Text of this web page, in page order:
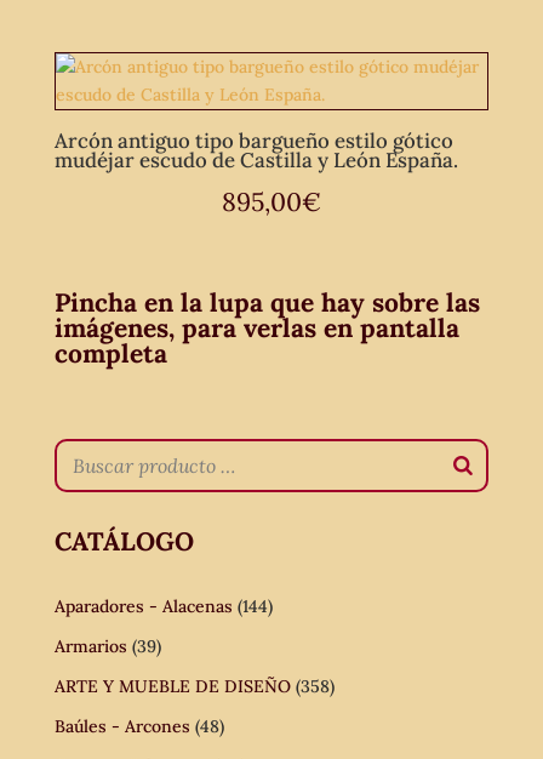
Arcón antiguo tipo bargueño estilo gótico
mudéjar escudo de Castilla y León España.
895,00€
Pincha en la lupa que hay sobre las
imágenes, para verlas en pantalla
completa
CATÁLOGO
Aparadores - Alacenas (144)
Armarios (39)
ARTE Y MUEBLE DE DISEÑO (358)
Baúles - Arcones (48)